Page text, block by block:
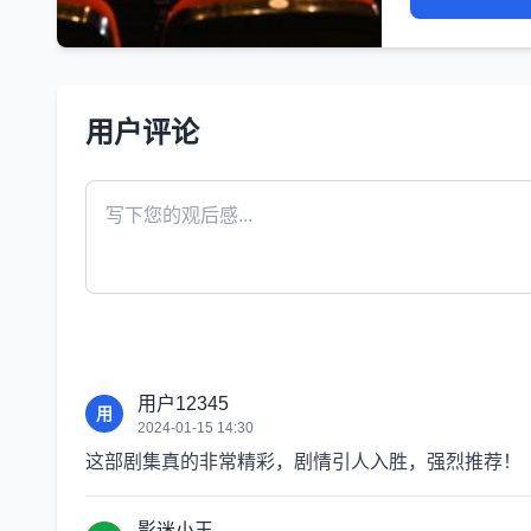
用户评论
用 用户12345
2024-01-15 14:30
这部剧集真的非常精彩，剧情引人入胜，强烈推荐！